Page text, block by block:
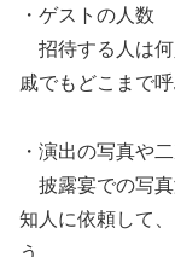
・ゲストの人数
招待する人は何
戚でもどこまで
・演出の写真や
披露宴での写真
知人に依頼して
う。